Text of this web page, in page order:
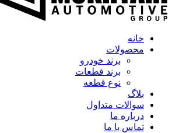
خانه
محصولات
برند خودرو
برند قطعات
نوع قطعه
بلاگ
سوالات متداول
درباره ما
تماس با ما